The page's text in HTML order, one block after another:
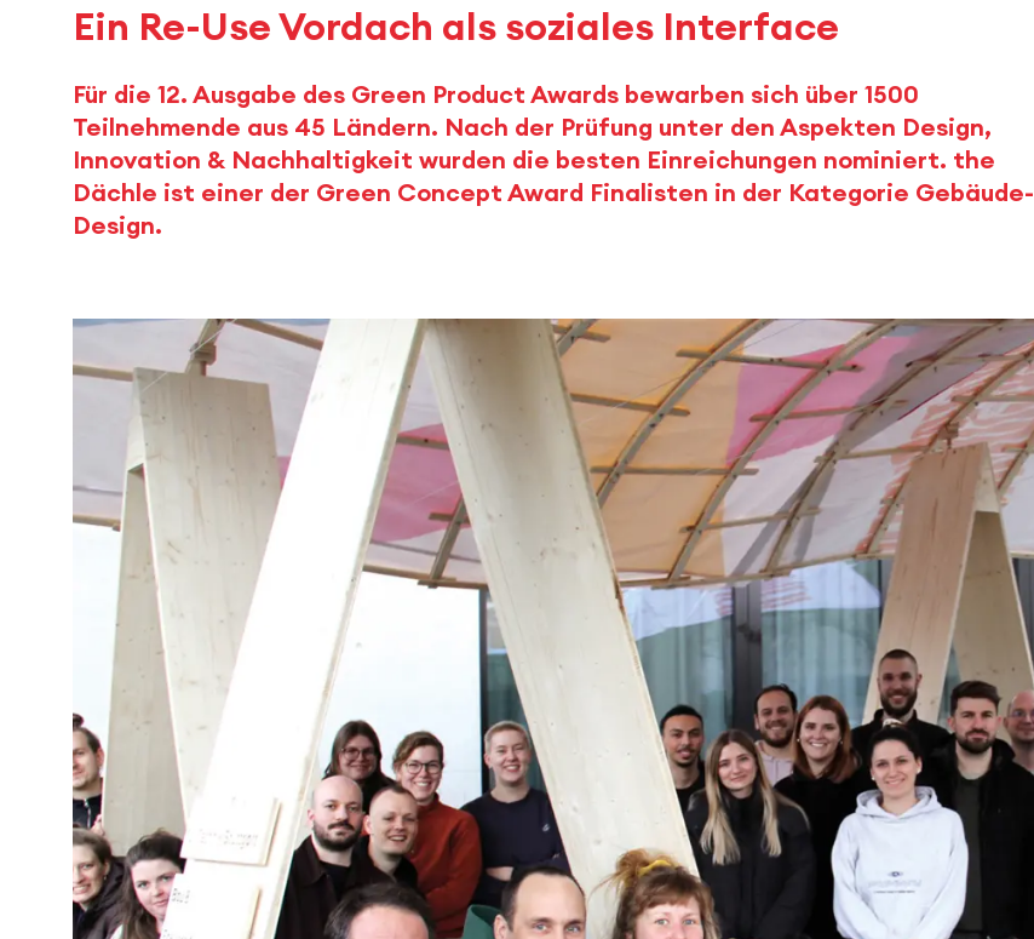
Ein Re-Use Vordach als soziales Interface
Für die 12. Ausgabe des Green Product Awards bewarben sich über 1500
Teilnehmende aus 45 Ländern. Nach der Prüfung unter den Aspekten Design,
Innovation & Nachhaltigkeit wurden die besten Einreichungen nominiert. the
Dächle ist einer der Green Concept Award Finalisten in der Kategorie Gebäude-
Design.